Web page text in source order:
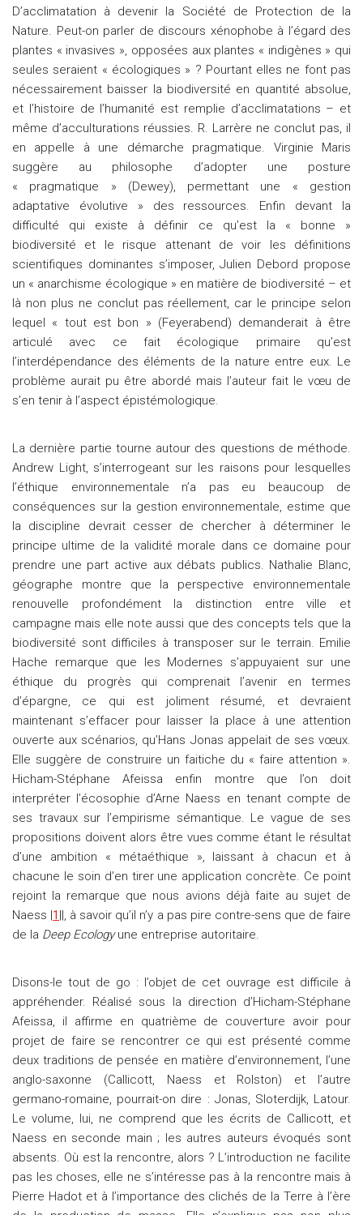
D’acclimatation à devenir la Société de Protection de la
Nature. Peut-on parler de discours xénophobe à l’égard des
plantes « invasives », opposées aux plantes « indigènes » qui
seules seraient « écologiques » ? Pourtant elles ne font pas
nécessairement baisser la biodiversité en quantité absolue,
et l’histoire de l’humanité est remplie d’acclimatations – et
même d’acculturations réussies. R. Larrère ne conclut pas, il
en appelle à une démarche pragmatique. Virginie Maris
suggère au philosophe d’adopter une posture
« pragmatique » (Dewey), permettant une « gestion
adaptative évolutive » des ressources. Enfin devant la
difficulté qui existe à définir ce qu’est la « bonne »
biodiversité et le risque attenant de voir les définitions
scientifiques dominantes s’imposer, Julien Debord propose
un « anarchisme écologique » en matière de biodiversité – et
là non plus ne conclut pas réellement, car le principe selon
lequel « tout est bon » (Feyerabend) demanderait à être
articulé avec ce fait écologique primaire qu’est
l’interdépendance des éléments de la nature entre eux. Le
problème aurait pu être abordé mais l’auteur fait le vœu de
s’en tenir à l’aspect épistémologique.
La dernière partie tourne autour des questions de méthode.
Andrew Light, s’interrogeant sur les raisons pour lesquelles
l’éthique environnementale n’a pas eu beaucoup de
conséquences sur la gestion environnementale, estime que
la discipline devrait cesser de chercher à déterminer le
principe ultime de la validité morale dans ce domaine pour
prendre une part active aux débats publics. Nathalie Blanc,
géographe montre que la perspective environnementale
renouvelle profondément la distinction entre ville et
campagne mais elle note aussi que des concepts tels que la
biodiversité sont difficiles à transposer sur le terrain. Emilie
Hache remarque que les Modernes s’appuyaient sur une
éthique du progrès qui comprenait l’avenir en termes
d’épargne, ce qui est joliment résumé, et devraient
maintenant s’effacer pour laisser la place à une attention
ouverte aux scénarios, qu’Hans Jonas appelait de ses vœux.
Elle suggère de construire un faitiche du « faire attention ».
Hicham-Stéphane Afeissa enfin montre que l’on doit
interpréter l’écosophie d’Arne Naess en tenant compte de
ses travaux sur l’empirisme sémantique. Le vague de ses
propositions doivent alors être vues comme étant le résultat
d’une ambition « métaéthique », laissant à chacun et à
chacune le soin d’en tirer une application concrète. Ce point
rejoint la remarque que nous avions déjà faite au sujet de
Naess |1 ||, à savoir qu’il n’y a pas pire contre-sens que de faire
de la Deep Ecologyune entreprise autoritaire.
Disons-le tout de go : l’objet de cet ouvrage est difficile à
appréhender. Réalisé sous la direction d’Hicham-Stéphane
Afeissa, il affirme en quatrième de couverture avoir pour
projet de faire se rencontrer ce qui est présenté comme
deux traditions de pensée en matière d’environnement, l’une
anglo-saxonne (Callicott, Naess et Rolston) et l’autre
germano-romaine, pourrait-on dire : Jonas, Sloterdijk, Latour.
Le volume, lui, ne comprend que les écrits de Callicott, et
Naess en seconde main ; les autres auteurs évoqués sont
absents. Où est la rencontre, alors ? L’introduction ne facilite
pas les choses, elle ne s’intéresse pas à la rencontre mais à
Pierre Hadot et à l’importance des clichés de la Terre à l’ère